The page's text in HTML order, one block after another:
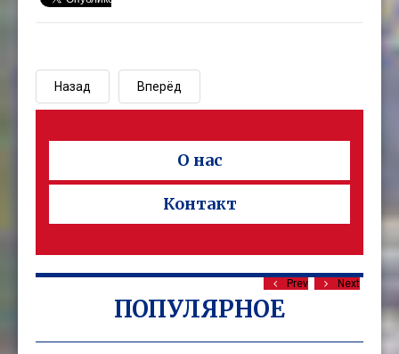
Назад Вперёд
О нас
Контакт
ПОПУЛЯРНОЕ
Prev Next